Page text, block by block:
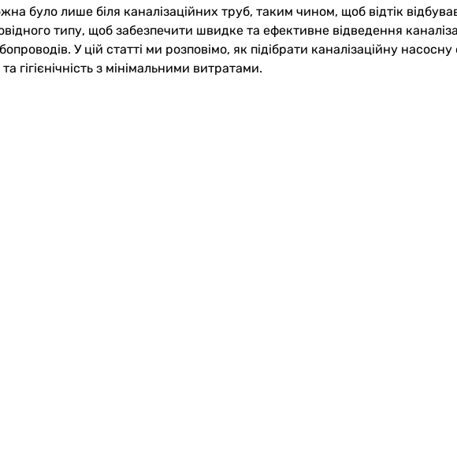
було лише біля каналізаційних труб, таким чином, щоб відтік
типу, щоб забезпечити швидке та ефективне відведення
У цій статті ми розповімо, як підібрати каналізаційну
з мінімальними витратами.